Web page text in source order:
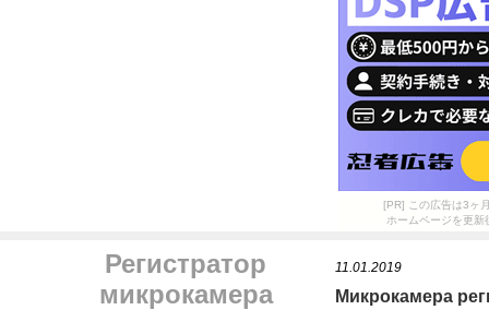
[PR] この広告は3ヶ
ホームページを更
Регистратор
микрокамера
11.01.2019
Микрокамера